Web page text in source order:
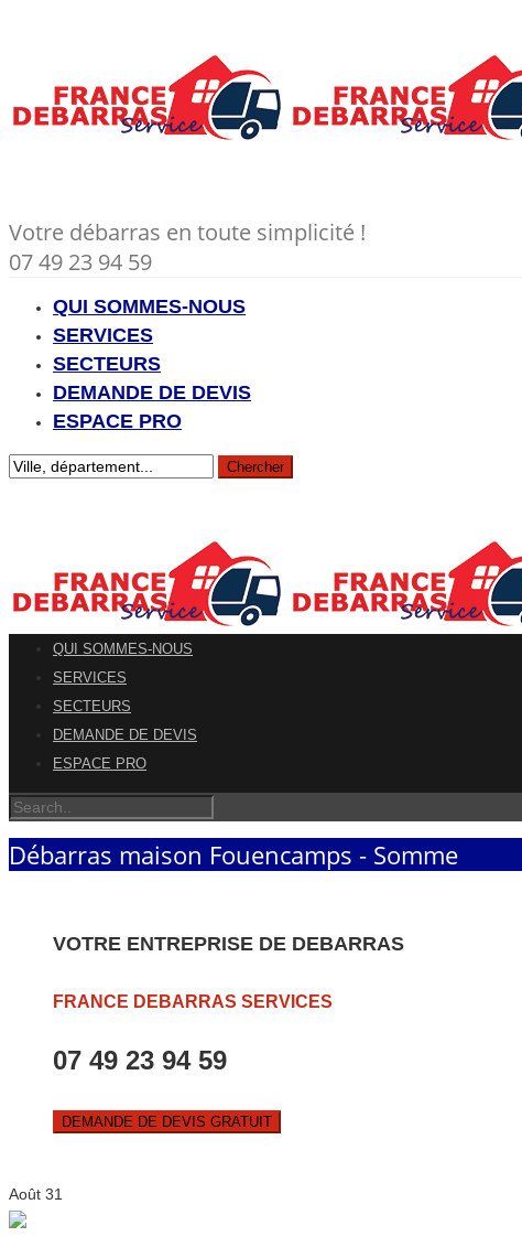
Votre débarras en toute simplicité !
07 49 23 94 59
QUI SOMMES-NOUS
SERVICES
SECTEURS
DEMANDE DE DEVIS
ESPACE PRO
QUI SOMMES-NOUS
SERVICES
SECTEURS
DEMANDE DE DEVIS
ESPACE PRO
Débarras maison Fouencamps - Somme
VOTRE ENTREPRISE DE DEBARRAS
FRANCE DEBARRAS SERVICES
07 49 23 94 59
DEMANDE DE DEVIS GRATUIT
Août 31